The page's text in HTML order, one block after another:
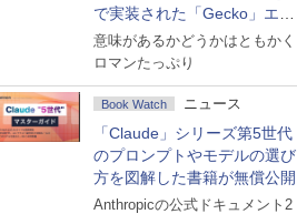
で実装された「Gecko」エン
ジン
意味があるかどうかはともかく
ロマンたっぷり
Book Watch ニュース
「Claude」シリーズ第5世代
のプロンプトやモデルの選び
方を図解した書籍が無償公開
Anthropicの公式ドキュメント2